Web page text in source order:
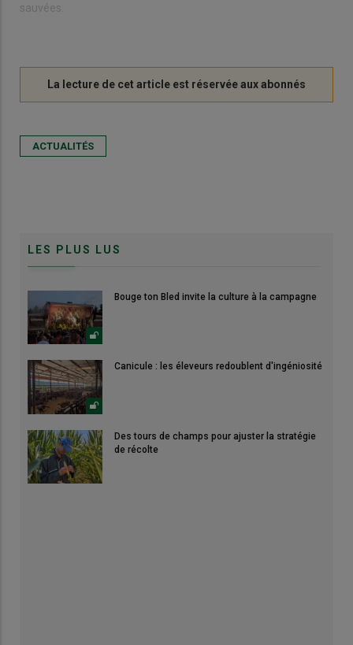
sauvées.
ACTUALITÉS
LES PLUS LUS
Bouge ton Bled invite la culture à la campagne
Canicule : les éleveurs redoublent d'ingéniosité
Des tours de champs pour ajuster la stratégie
de récolte